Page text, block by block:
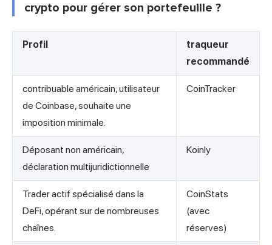
crypto pour gérer son portefeuille ?
Profil
traqueur
recommandé
contribuable américain, utilisateur
de Coinbase, souhaite une
imposition minimale.
CoinTracker
Déposant non américain,
déclaration multijuridictionnelle
Koinly
Trader actif spécialisé dans la
DeFi, opérant sur de nombreuses
chaînes.
CoinStats
(avec
réserves)